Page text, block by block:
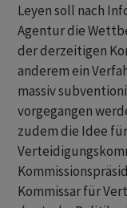
Leyen soll nach
Agentur die
der derzeitigen
anderem ein
massiv
vorgegangen
zudem die Idee
Kommissar für